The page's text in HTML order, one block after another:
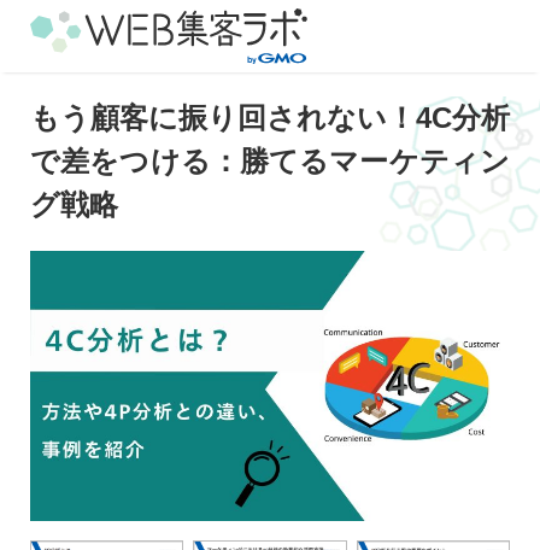
もう顧客に振り回されない！4C分析
で差をつける：勝てるマーケティン
グ戦略